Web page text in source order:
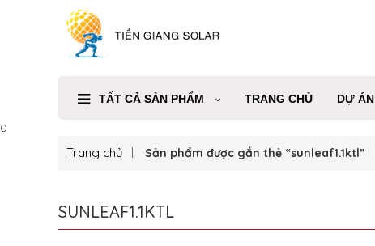
TẤT CẢ SẢN PHẨM TRANG CHỦ DỰ ÁN
0
Trang chủ Sản phẩm được gắn thẻ “sunleaf1.1ktl”
SUNLEAF1.1KTL